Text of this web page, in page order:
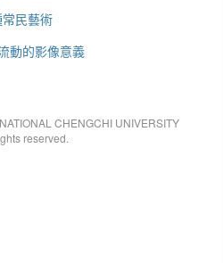
民藝術
動的影像意義
CHENGCHI UNIVERSITY
reserved.